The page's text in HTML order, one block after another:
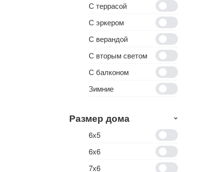
С террасой
С эркером
С верандой
С вторым светом
С балконом
Зимние
Размер дома
6х5
6х6
7х6